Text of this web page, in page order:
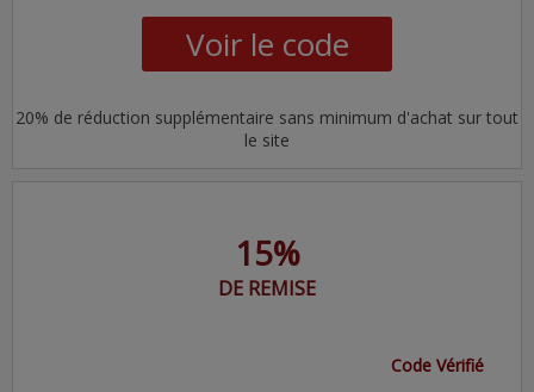
Voir le code
20% de réduction supplémentaire sans minimum d'achat sur tout
le site
15%
DE REMISE
Code Vérifié